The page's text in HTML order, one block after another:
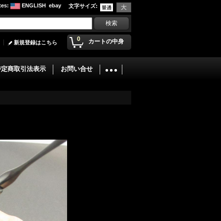
文字サイズ:
: ENGLISH ebay
0 カートの中身
新規登録はこちら
商取引法表示 お問い合せ